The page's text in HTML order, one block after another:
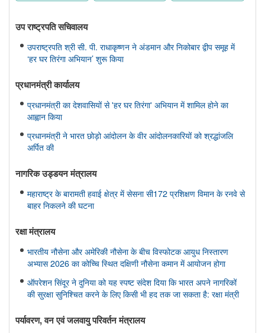
उप राष्ट्रपति सचिवालय
उपराष्ट्रपति श्री सी. पी. राधाकृष्णन ने अंडमान और निकोबार द्वीप समूह में
‘हर घर तिरंगा अभियान’ शुरू किया
प्रधानमंत्री कार्यालय
प्रधानमंत्री का देशवासियों से 'हर घर तिरंगा' अभियान में शामिल होने का
आह्वान किया
प्रधानमंत्री ने भारत छोड़ो आंदोलन के वीर आंदोलनकारियों को श्रद्धांजलि
अर्पित की
नागरिक उड्डयन मंत्रालय
महाराष्ट्र के बारामती हवाई क्षेत्र में सेसना सी172 प्रशिक्षण विमान के रनवे से
बाहर निकलने की घटना
रक्षा मंत्रालय
भारतीय नौसेना और अमेरिकी नौसेना के बीच विस्फोटक आयुध निस्तारण
अभ्यास 2026 का कोच्चि स्थित दक्षिणी नौसेना कमान में आयोजन होगा
ऑपरेशन सिंदूर ने दुनिया को यह स्पष्ट संदेश दिया कि भारत अपने नागरिकों
की सुरक्षा सुनिश्चित करने के लिए किसी भी हद तक जा सकता है: रक्षा मंत्री
पर्यावरण, वन एवं जलवायु परिवर्तन मंत्रालय